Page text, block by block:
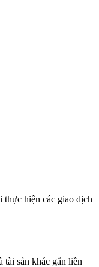
thực hiện các giao dịch
tài sản khác gắn liền